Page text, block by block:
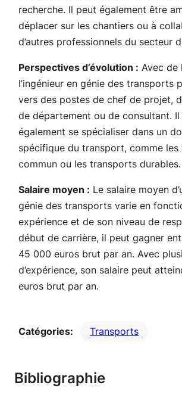
recherche. Il peut également être
déplacer sur les chantiers ou à
d’autres professionnels du secteur
Perspectives d’évolution : Avec de
l’ingénieur en génie des transports
vers des postes de chef de projet,
de département ou de consultant. Il
également se spécialiser dans un
spécifique du transport, comme
commun ou les transports durables.
Salaire moyen : Le salaire moyen
génie des transports varie en
expérience et de son niveau de
début de carrière, il peut gagner
45 000 euros brut par an. Avec
d’expérience, son salaire peut
euros brut par an.
Catégories: Transports
Bibliographie